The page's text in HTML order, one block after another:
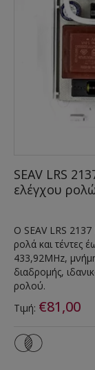
SEAV LRS
ελέγχου
Ο SEAV LRS 2137
ρολά και τέντες
433,92MHz,
διαδρομής,
ρολού.
Τιμή: €81,00